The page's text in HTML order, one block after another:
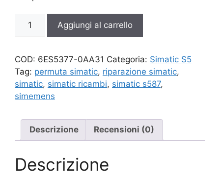
0AA31
Aggiungi al carrello
COD: 6ES5377-0AA31 Categoria: Simatic S5
Tag: permuta simatic, riparazione simatic,
simatic, simatic ricambi, simatic s587,
simemens
Descrizione Recensioni (0)
Descrizione